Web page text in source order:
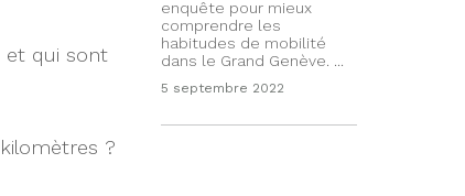
et qui sont
?
enquête pour mieux
comprendre les
habitudes de mobilité
dans le Grand Genève. ...
5 septembre 2022